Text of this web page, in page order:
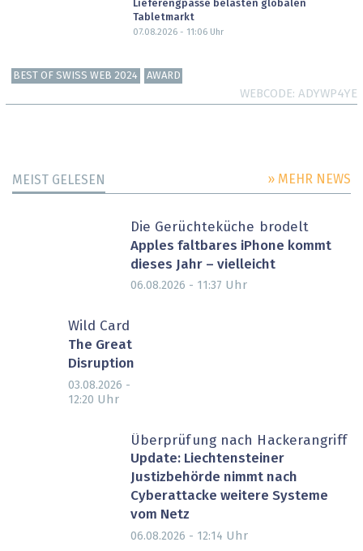
Lieferengpässe belasten globalen
Tabletmarkt
07.08.2026 - 11:06Uhr
BEST OF SWISS WEB 2024 AWARD
WEBCODE ADYWP4YE
MEIST GELESEN » MEHR NEWS
Die Gerüchteküche brodelt
Apples faltbares iPhone kommt
dieses Jahr – vielleicht
06.08.2026 - 11:37 Uhr
Wild Card
The Great
Disruption
03.08.2026 -
12:20 Uhr
Überprüfung nach Hackerangriff
Update: Liechtensteiner
Justizbehörde nimmt nach
Cyberattacke weitere Systeme
vom Netz
06.08.2026 - 12:14 Uhr